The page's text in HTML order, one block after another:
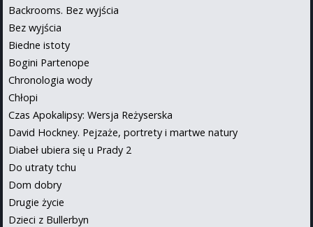
Backrooms. Bez wyjścia
Bez wyjścia
Biedne istoty
Bogini Partenope
Chronologia wody
Chłopi
Czas Apokalipsy: Wersja Reżyserska
David Hockney. Pejzaże, portrety i martwe natury
Diabeł ubiera się u Prady 2
Do utraty tchu
Dom dobry
Drugie życie
Dzieci z Bullerbyn